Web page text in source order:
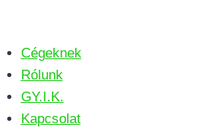
Cégeknek
Rólunk
GY.I.K.
Kapcsolat